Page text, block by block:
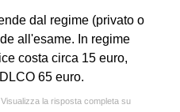
dal regime (privato o
all'esame. In regime
costa circa 15 euro,
65 euro.
Visualizza la risposta completa su